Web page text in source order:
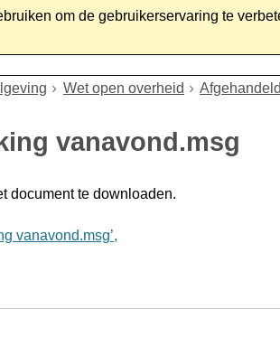
om de gebruikerservaring te
Wet open overheid
vanavond.msg
document te downloaden.
vanavond.msg’,